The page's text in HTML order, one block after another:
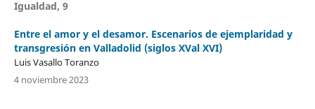
Igualdad, 9
Entre el amor y el desamor. Escenarios de ejemplaridad y
transgresión en Valladolid (siglos XVal XVI)
Luis Vasallo Toranzo
4 noviembre 2023